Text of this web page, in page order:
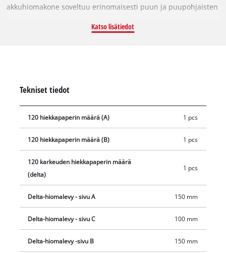
akkuhiomakone soveltuu erinomaisesti puun ja puupohjaisten
maalin tai lakan hetkessä. Se toimitetaan valmiiksi asennetulla
Toimitukseen sisältyy yhteensä 3x hiomapaperi (P120), eli yksi
hiomapaperi per alusta. Hiomapaperi voidaan vaihtaa
nopeasti tarrakiinnityksen avulla ja kiinnittää rypyttömästi.
kiinnittämistä varten. Työalueen puhtaana pitämiseksi
värähtelyhiomakoneessa on integroitu pölynpoistojärjestelmä
pölylaatikolla ja irrotettavalla laskossuodattimella.
Vaihtoehtoisesti pölynpoistoliitäntään voidaan liittää myös
ulkoinen imujärjestelmä, esimerkiksi Einhell märkä-
kuivaimuri. On/off-kytkin on pölysuojattu. Kompakti rakenne
Softgrip-pinnoilla takaa miellyttävän käytön ja optimaalisen
toimitetaan ilman akkua tai laturia. Ne ovat saatavana
Katso lisätiedot
Tekniset tiedot
120 hiekkapaperin määrä (A) 1 pcs
120 hiekkapaperin määrä (B) 1 pcs
120 karkeuden hiekkapaperin määrä
(delta)
1 pcs
Delta-hiomalevy - sivu A 150 mm
Delta-hiomalevy - sivu C 100 mm
Delta-hiomalevy -sivu B 150 mm